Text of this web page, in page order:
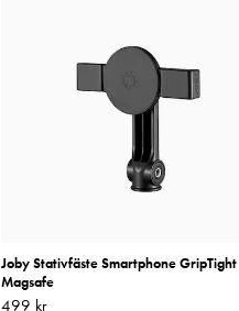
Joby Stativfäste Smartphone GripTight
Magsafe
Pris: 499 kr
499 kr